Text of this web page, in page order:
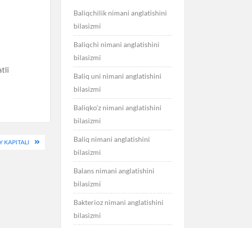
KAPITALI
Baliqchilik nimani anglatishini
bilasizmi
Baliqchi nimani anglatishini
bilasizmi
Baliq uni nimani anglatishini
bilasizmi
Baliqko’z nimani anglatishini
bilasizmi
Baliq nimani anglatishini
bilasizmi
Balans nimani anglatishini
bilasizmi
Bakterioz nimani anglatishini
bilasizmi